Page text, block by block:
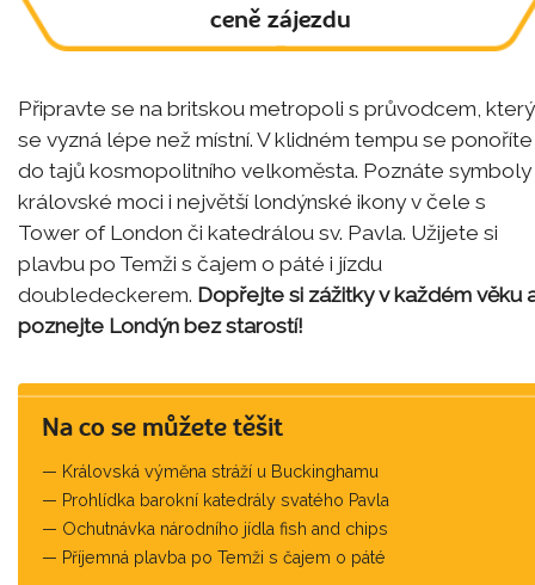
ceně zájezdu
Připravte se na britskou metropoli s průvodcem, který
se vyzná lépe než místní. V klidném tempu se ponoříte
do tajů kosmopolitního velkoměsta. Poznáte symboly
královské moci i největší londýnské ikony v čele s
Tower of London či katedrálou sv. Pavla. Užijete si
plavbu po Temži s čajem o páté i jízdu
doubledeckerem. Dopřejte si zážitky v každém věku
poznejte Londýn bez starostí!
Na co se můžete těšit
Královská výměna stráží u Buckinghamu
Prohlídka barokní katedrály svatého Pavla
Ochutnávka národního jídla fish and chips
Příjemná plavba po Temži s čajem o páté